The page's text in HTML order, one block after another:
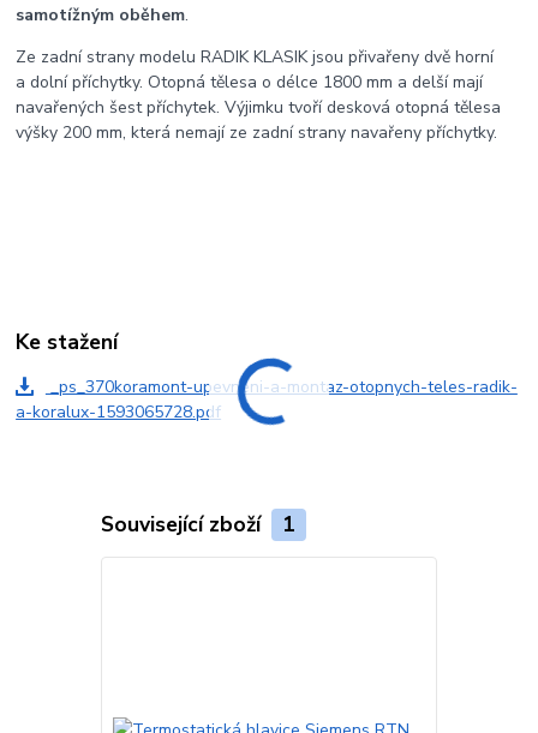
samotížným oběhem.
Ze zadní strany modelu RADIK KLASIK jsou přivařeny dvě horní
a dolní příchytky. Otopná tělesa o délce 1800 mm a delší mají
navařených šest příchytek. Výjimku tvoří desková otopná tělesa
výšky 200 mm, která nemají ze zadní strany navařeny příchytky.
Ke stažení
_ps_370koramont-upevneni-a-montaz-otopnych-teles-radik-
a-koralux-1593065728.pdf
Související zboží 1